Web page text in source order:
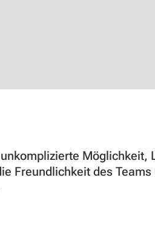
Möglichkeit,
Freundlichkeit des